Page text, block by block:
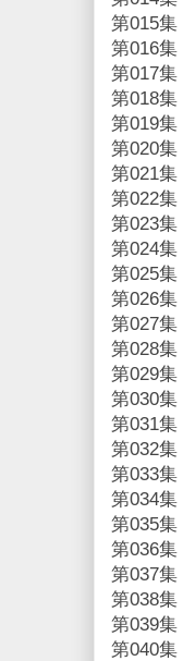
第015集
第016集
第017集
第018集
第019集
第020集
第021集
第022集
第023集
第024集
第025集
第026集
第027集
第028集
第029集
第030集
第031集
第032集
第033集
第034集
第035集
第036集
第037集
第038集
第039集
第040集